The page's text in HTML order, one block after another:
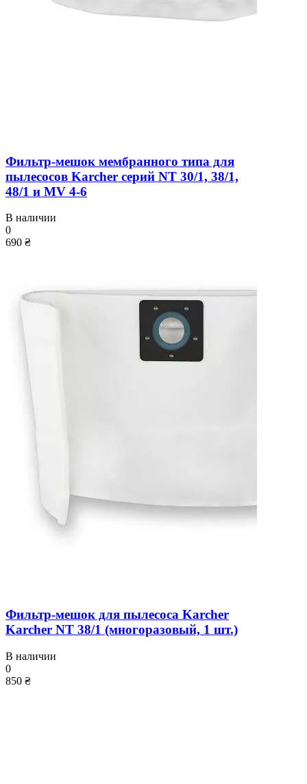
Фильтр-мешок мембранного типа для
пылесосов Karcher серий NT 30/1, 38/1,
48/1 и MV 4-6
В наличии
0
690 ₴
Фильтр-мешок для пылесоса Karcher
Karcher NT 38/1 (многоразовый, 1 шт.)
В наличии
0
850 ₴